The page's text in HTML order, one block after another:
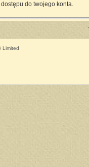
do twojego konta.
Limited